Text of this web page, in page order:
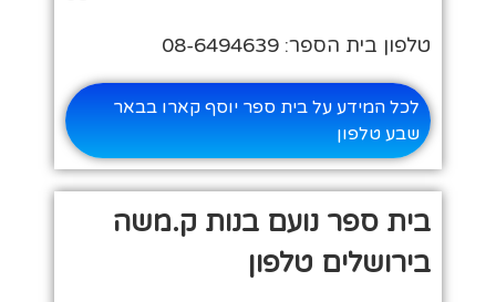
טלפון בית הספר: 08-6494639
לכל המידע על בית ספר יוסף קארו בבאר
שבע טלפון
בית ספר נועם בנות ק.משה
בירושלים טלפון